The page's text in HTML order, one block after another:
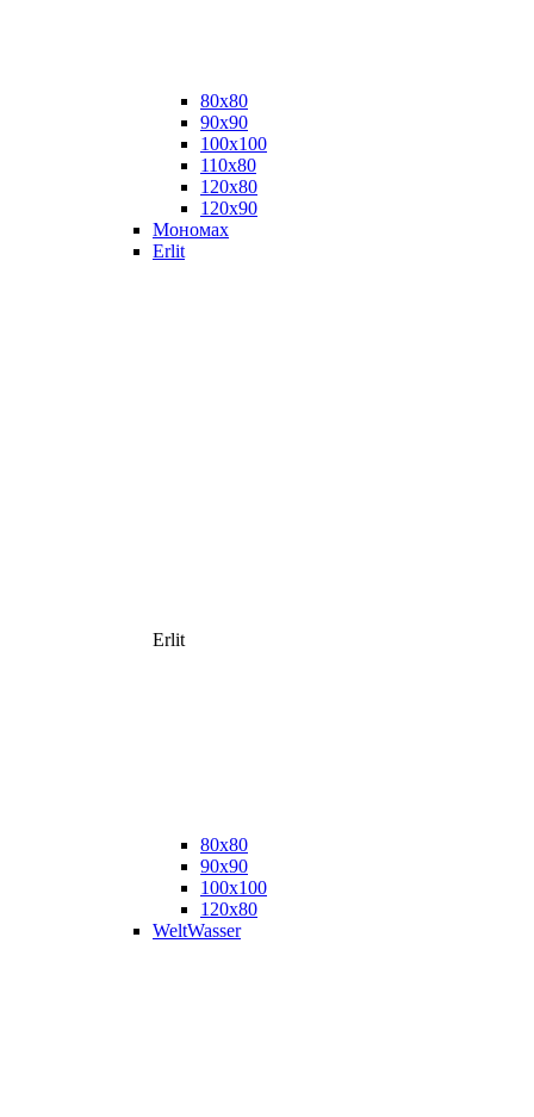
80х80
90х90
100х100
110х80
120х80
120х90
Мономах
Erlit
Erlit
80x80
90x90
100x100
120x80
WeltWasser